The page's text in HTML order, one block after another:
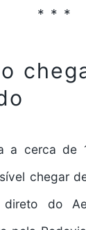
a cerca de
chegar
do